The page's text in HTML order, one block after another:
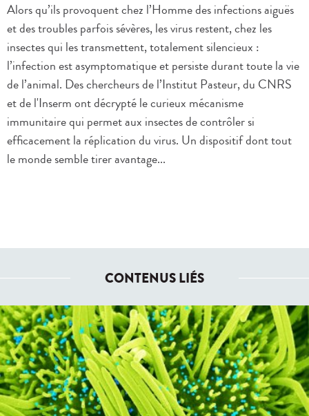
Alors qu’ils provoquent chez l’Homme des infections aiguës
et des troubles parfois sévères, les virus restent, chez les
insectes qui les transmettent, totalement silencieux :
l’infection est asymptomatique et persiste durant toute la vie
de l’animal. Des chercheurs de l’Institut Pasteur, du CNRS
et de l'Inserm ont décrypté le curieux mécanisme
immunitaire qui permet aux insectes de contrôler si
efficacement la réplication du virus. Un dispositif dont tout
le monde semble tirer avantage...
CONTENUS LIÉS